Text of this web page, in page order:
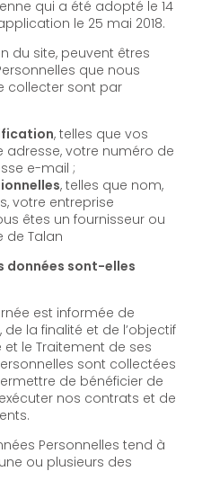
adopté le 14
le 25 mai 2018.
du site, peuvent êtres
que nous
collecter sont par
, telles que vos
numéro de
e-mail ;
, telles que nom,
êtes un fournisseur ou
de Talan
données sont-elles
est informée de
et de l’objectif
le Traitement de ses
sont collectées
nos contrats et de
Personnelles tend à
ou plusieurs des